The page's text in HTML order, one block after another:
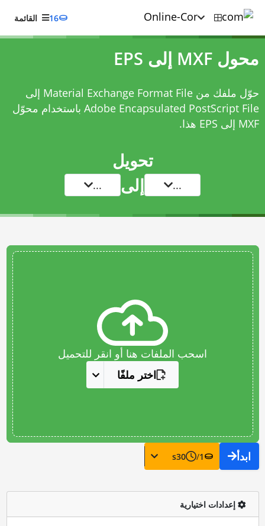
16 القائمة
محول MXF إلى EPS
حوّل ملفك من Material Exchange Format File إلى
Adobe Encapsulated PostScript File باستخدام
محوّل
MXF إلى EPS
هذا.
تحويل
... إلى ...
اسحب الملفات هنا أو انقر للتحميل
اختر ملفًا
ابدأ 1
/
30
s
إعدادات اختيارية